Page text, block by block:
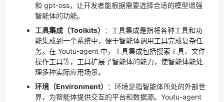
和 gpt-oss，让开发者能根据需要选择合适的模型增强
智能体的功能。
工具集成（Toolkits）
：工具集成是指将各种工具和功
能集成到一个系统中，便于智能体调用工具完成复杂任
务。在 Youtu-agent 中，工具集成包括搜索工具、文件
操作工具等，工具扩展了智能体的能力，使智能体能处
理多种实际应用场景。
环境（Environment）
：环境是指智能体所处的外部世
界，为智能体提供交互的平台和数据源。Youtu-agent